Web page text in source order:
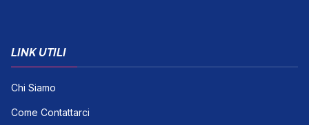
LINK UTILI
Chi Siamo
Come Contattarci